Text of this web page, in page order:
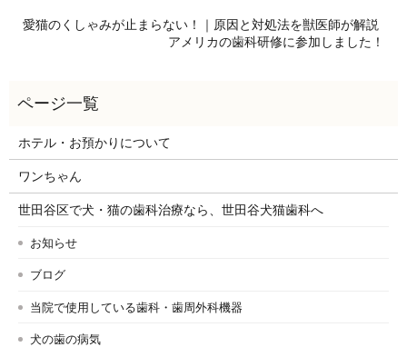
愛猫のくしゃみが止まらない！｜原因と対処法を獣医師が解説
アメリカの歯科研修に参加しました！
ホテル・お預かりについて
ワンちゃん
世田谷区で犬・猫の歯科治療なら、世田谷犬猫歯科へ
お知らせ
ブログ
当院で使用している歯科・歯周外科機器
犬の歯の病気